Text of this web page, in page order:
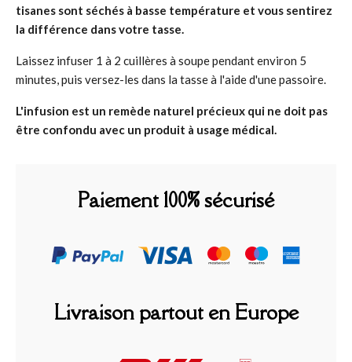
tisanes sont séchés à basse température et vous sentirez
la différence dans votre tasse.
Laissez infuser 1 à 2 cuillères à soupe pendant environ 5
minutes, puis versez-les dans la tasse à l'aide d'une passoire.
L'infusion est un remède naturel précieux qui ne doit pas
être confondu avec un produit à usage médical.
Paiement 100% sécurisé
Livraison partout en Europe